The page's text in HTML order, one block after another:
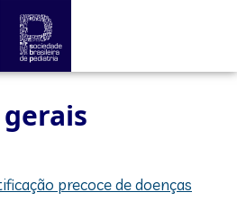
precoce de doenças